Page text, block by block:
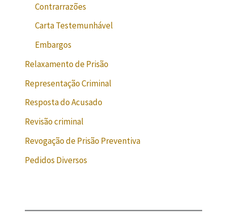
Contrarrazões
Carta Testemunhável
Embargos
Relaxamento de Prisão
Representação Criminal
Resposta do Acusado
Revisão criminal
Revogação de Prisão Preventiva
Pedidos Diversos